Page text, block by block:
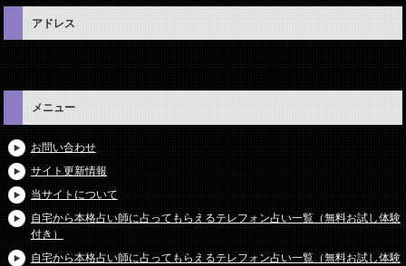
アドレス
メニュー
お問い合わせ
サイト更新情報
当サイトについて
自宅から本格占い師に占ってもらえるテレフォン占い一覧（無料お試し体験
付き）
自宅から本格占い師に占ってもらえるテレフォン占い一覧（無料お試し体験